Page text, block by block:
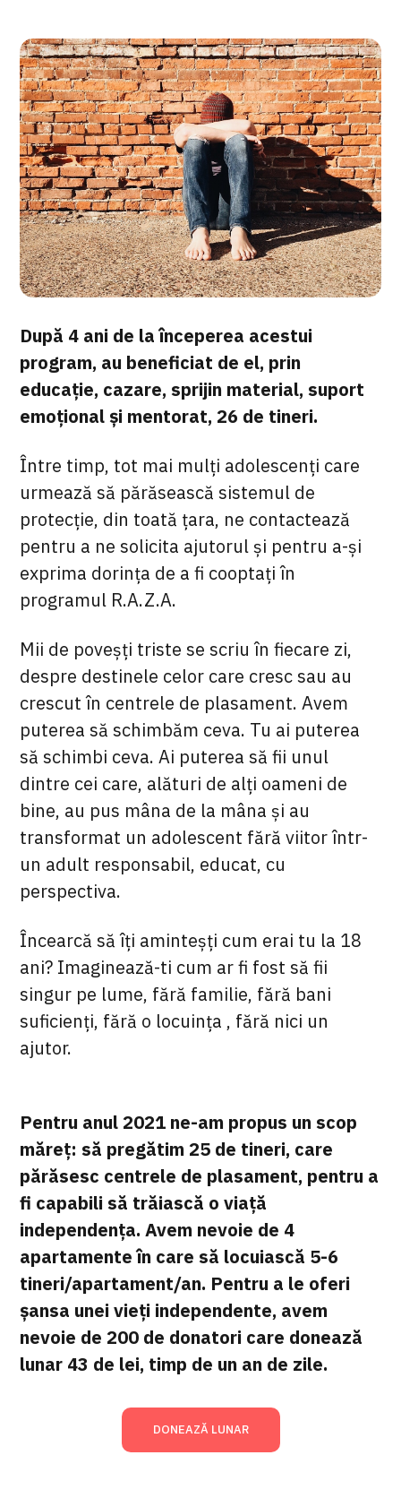
După 4 ani de la începerea acestui
program, au beneficiat de el, prin
educație, cazare, sprijin material, suport
emoțional și mentorat, 26 de tineri.
Între timp, tot mai mulți adolescenți care
urmează să părăsească sistemul de
protecție, din toată țara, ne contactează
pentru a ne solicita ajutorul și pentru a-și
exprima dorința de a fi cooptați în
programul R.A.Z.A.
Mii de poveșți triste se scriu în fiecare zi,
despre destinele celor care cresc sau au
crescut în centrele de plasament. Avem
puterea să schimbăm ceva. Tu ai puterea
să schimbi ceva. Ai puterea să fii unul
dintre cei care, alături de alți oameni de
bine, au pus mâna de la mâna și au
transformat un adolescent fără viitor într-
un adult responsabil, educat, cu
perspectiva.
Încearcă să îți aminteșți cum erai tu la 18
ani? Imaginează-ti cum ar fi fost să fii
singur pe lume, fără familie, fără bani
suficienți, fără o locuința , fără nici un
ajutor.
Pentru anul 2021 ne-am propus un scop
măreț: să pregătim 25 de tineri, care
părăsesc centrele de plasament, pentru a
fi capabili să trăiască o viață
independența. Avem nevoie de 4
apartamente în care să locuiască 5-6
tineri/apartament/an. Pentru a le oferi
șansa unei vieți independente, avem
nevoie de 200 de donatori care donează
lunar 43 de lei, timp de un an de zile.
DONEAZĂ LUNAR